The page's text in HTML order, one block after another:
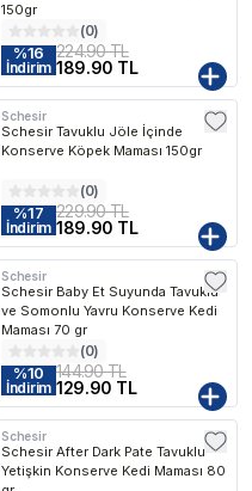
150gr
(0)
%16
İndirim
224.90 TL
189.90 TL
Schesir
Schesir Tavuklu Jöle İçinde
Konserve Köpek Maması 150gr
(0)
%17
İndirim
229.90 TL
189.90 TL
Schesir
Schesir Baby Et Suyunda Tavuklu
ve Somonlu Yavru Konserve Kedi
Maması 70 gr
(0)
%10
İndirim
144.90 TL
129.90 TL
Schesir
Schesir After Dark Pate Tavuklu
Yetişkin Konserve Kedi Maması 80